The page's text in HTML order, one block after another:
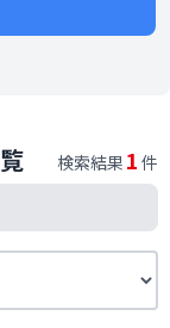
検索結果 1 件